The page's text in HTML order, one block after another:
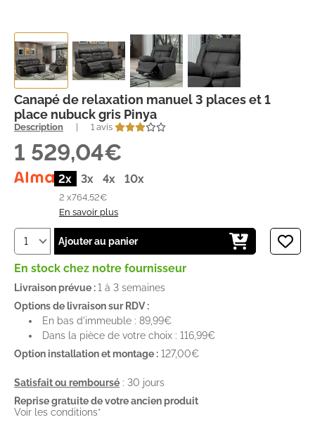
Canapé de relaxation manuel 3 places et 1
place nubuck gris Pinya
Description 1 avis
1 529,04€
2x 3x 4x 10x
2 x764,52€
En savoir plus
Ajouter au panier
En stock chez notre fournisseur
Livraison prévue :1 à 3 semaines
Options de livraison sur RDV :
En bas d'immeuble : 89,99€
Dans la pièce de votre choix : 116,99€
Option installation et montage : 127,00€
Satisfait ou remboursé : 30 jours
Reprise gratuite de votre ancien produit
Voir les conditions*